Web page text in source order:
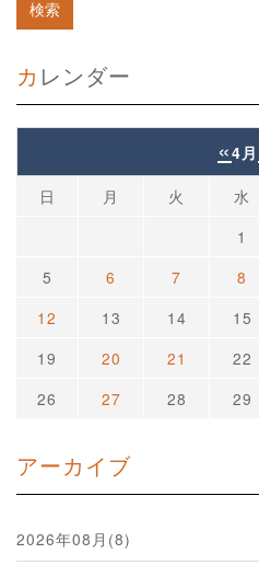
カレンダー
«4月
日 月 火 水
1
5
6 7 8
12
13 14 15
19
20 21 22
26
27 28 29
アーカイブ
2026年08月(8)